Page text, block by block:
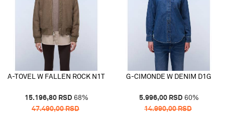
A-TOVEL W FALLEN ROCK N1T
15.196,80 RSD 68%
47.490,00RSD
G-CIMONDE W DENIM D1G
5.996,00 RSD 60%
14.990,00RSD